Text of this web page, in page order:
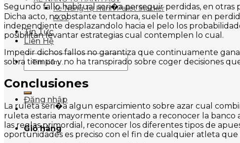
Xe Nâng Tự Hành Pallet Stacker
AGV
Tin Tức
Liên Hệ
Tìm
kiếm:
Đăng nhập
Giỏ hàng
Segundo fallo habitual seri�a perseguir perdidas, en otras
Dicha acto, no obstante tentadora, suele terminar en
independiente desplazandolo hacia el pelo los
posibilitan levantar estrategias cual contemplen lo cual.
Impedir dichos fallos no garantiza que continuamente
sobra tiempo y no ha transpirado sobre coger decisiones
Conclusiones
La ruleta seri�a algun esparcimiento sobre azar cual
ruleta estaria mayormente orientado a reconocer la
las reglas primordial, reconocer los diferentes tipos de
oportunidades es preciso con el fin de cualquier atleta